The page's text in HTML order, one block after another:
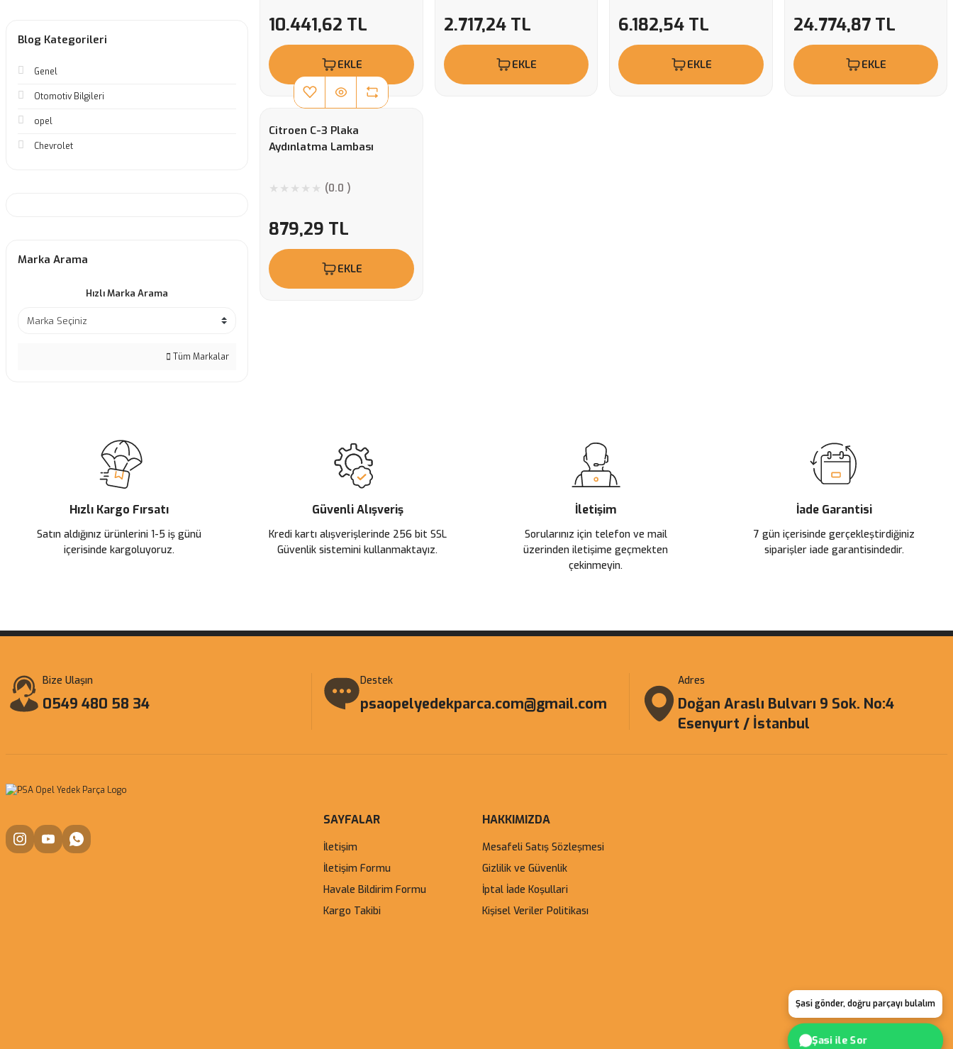
Blog Kategorileri
Genel
Otomotiv Bilgileri
opel
Chevrolet
Marka Arama
Hızlı Marka Arama
Tüm Markalar
10.441,62 TL
EKLE
2.717,24 TL
EKLE
6.182,54 TL
EKLE
24.774,87 TL
EKLE
Citroen C-3 Plaka
Aydınlatma Lambası
(0.0 )
879,29 TL
EKLE
Hızlı Kargo Fırsatı
Satın aldığınız ürünlerini 1-5 iş günü
içerisinde kargoluyoruz.
Güvenli Alışveriş
Kredi kartı alışverişlerinde 256 bit SSL
Güvenlik sistemini kullanmaktayız.
İletişim
Sorularınız için telefon ve mail
üzerinden iletişime geçmekten
çekinmeyin.
İade Garantisi
7 gün içerisinde gerçekleştirdiğiniz
siparişler iade garantisindedir.
Bize Ulaşın
0549 480 58 34
Destek
psaopelyedekparca.com@gmail.com
Adres
Doğan Araslı Bulvarı 9 Sok. No:4
Esenyurt / İstanbul
Şasi gönder, doğru parçayı bulalım
Şasi ile Sor
SAYFALAR
İletişim
İletişim Formu
Havale Bildirim Formu
Kargo Takibi
HAKKIMIZDA
Mesafeli Satış Sözleşmesi
Gizlilik ve Güvenlik
İptal İade Koşullari
Kişisel Veriler Politikası